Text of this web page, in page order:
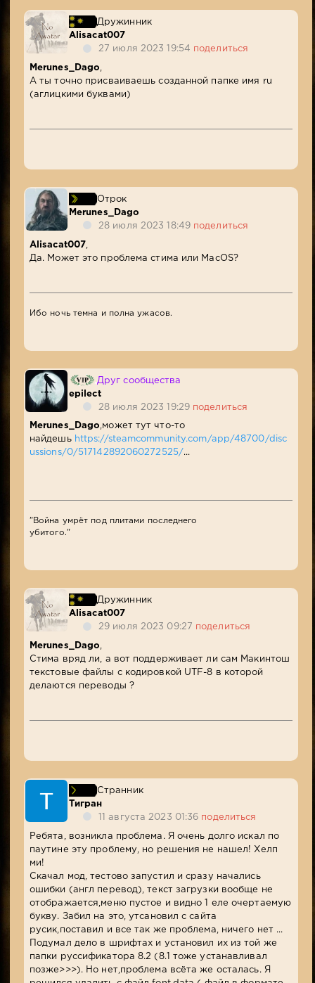
Дружинник
Alisacat007
27 июля 2023 19:54 поделиться
Merunes_Dago
А ты точно присваиваешь созданной папке имя ru
(аглицкими буквами)
Отрок
Merunes_Dago
28 июля 2023 18:49 поделиться
Alisacat007
Да. Может это проблема стима или MacOS?
Ибо ночь темна и полна ужасов.
Друг сообщества
epilect
28 июля 2023 19:29 поделиться
Merunes_Dago,может тут что-то
найдешь https://steamcommunity.com/app/48700/disc
ussions/0/517142892060272525/ ...
"Война умрёт под плитами последнего
убитого."
Дружинник
Alisacat007
29 июля 2023 09:27 поделиться
Merunes_Dago
Стима вряд ли, а вот поддерживает ли сам Макинтош
текстовые файлы с кодировкой UTF-8 в которой
делаются переводы ?
Странник
Тигран
11 августа 2023 01:36 поделиться
Ребята, возникла проблема. Я очень долго искал по
паутине эту проблему, но решения не нашел! Хелп
ми!
Скачал мод, тестово запустил и сразу начались
ошибки (англ перевод), текст загрузки вообще не
отображается,меню пустое и видно 1 еле очертаемую
букву. Забил на это, утсановил с сайта
русик,поставил и все так же проблема, ничего нет ...
Подумал дело в шрифтах и установил их из той же
папки руссификатора 8.2 (8.1 тоже устанавливал
позже>>>). Но нет,проблема всёта же осталась. Я